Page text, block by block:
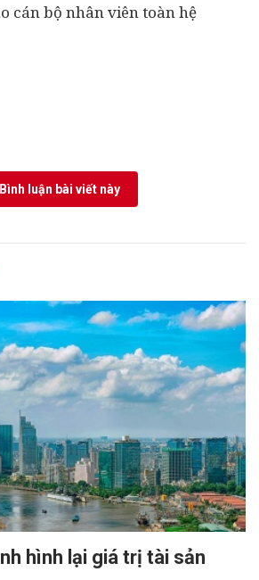
cán bộ nhân viên toàn hệ
Bình luận bài viết này
hình lại giá trị tài sản